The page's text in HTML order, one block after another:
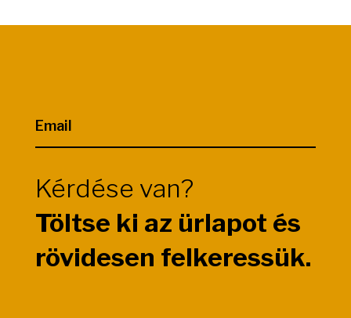
Email
Kérdése van?
Töltse ki az ürlapot és
rövidesen felkeressük.